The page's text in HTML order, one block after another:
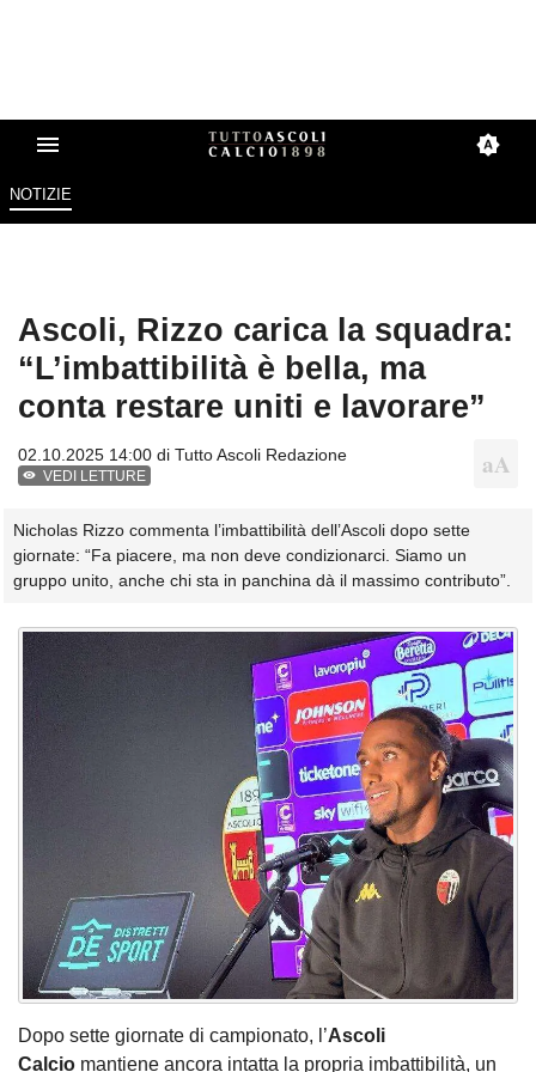
NOTIZIE
Ascoli, Rizzo carica la squadra:
“L’imbattibilità è bella, ma
conta restare uniti e lavorare”
02.10.2025 14:00 di Tutto Ascoli Redazione
VEDI LETTURE
Nicholas Rizzo commenta l’imbattibilità dell’Ascoli dopo sette
giornate: “Fa piacere, ma non deve condizionarci. Siamo un
gruppo unito, anche chi sta in panchina dà il massimo contributo”.
Dopo sette giornate di campionato, l’Ascoli
Calcio mantiene ancora intatta la propria imbattibilità, un